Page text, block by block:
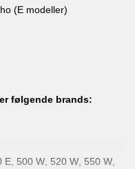
(E modeller)
følgende brands:
E 500 W 520 W 550 W